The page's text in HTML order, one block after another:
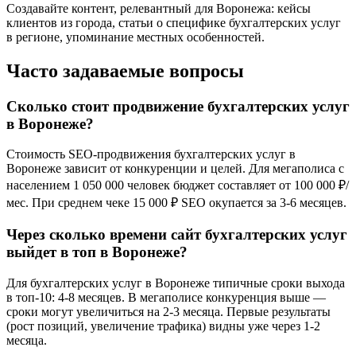
Создавайте контент, релевантный для Воронежа: кейсы
клиентов из города, статьи о специфике бухгалтерских услуг
в регионе, упоминание местных особенностей.
Часто задаваемые вопросы
Сколько стоит продвижение бухгалтерских услуг
в Воронеже?
Стоимость SEO-продвижения бухгалтерских услуг в
Воронеже зависит от конкуренции и целей. Для мегаполиса с
населением 1 050 000 человек бюджет составляет от 100 000 ₽/
мес. При среднем чеке 15 000 ₽ SEO окупается за 3-6 месяцев.
Через сколько времени сайт бухгалтерских услуг
выйдет в топ в Воронеже?
Для бухгалтерских услуг в Воронеже типичные сроки выхода
в топ-10: 4-8 месяцев. В мегаполисе конкуренция выше —
сроки могут увеличиться на 2-3 месяца. Первые результаты
(рост позиций, увеличение трафика) видны уже через 1-2
месяца.